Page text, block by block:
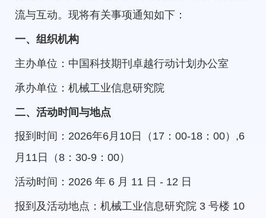
流与互动。现将有关事项通知如下：
一、组织机构
主办单位：中国科技期刊卓越行动计划办公室
承办单位：机械工业信息研究院
二、活动时间与地点
报到时间：2026年6月10日（17：00-18：00）,6
月11日（8：30-9：00）
活动时间：2026 年 6 月 11 日 - 12 日
报到及活动地点：机械工业信息研究院 3 号楼 10